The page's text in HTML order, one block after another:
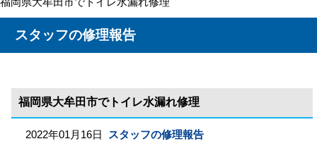
スタッフの修理報告
福岡県大牟田市でトイレ水漏れ修理
2022年01月16日 スタッフの修理報告